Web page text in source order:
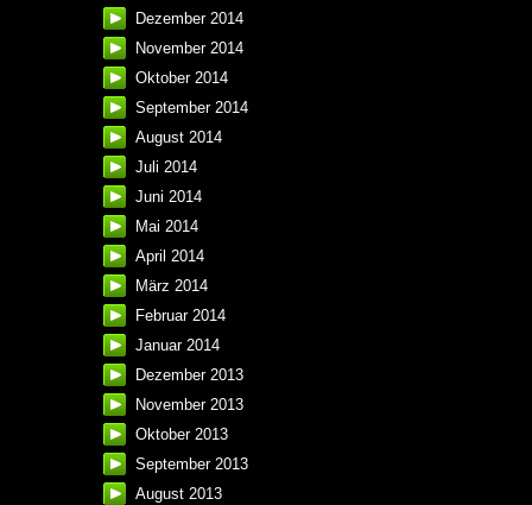
Dezember 2014
November 2014
Oktober 2014
September 2014
August 2014
Juli 2014
Juni 2014
Mai 2014
April 2014
März 2014
Februar 2014
Januar 2014
Dezember 2013
November 2013
Oktober 2013
September 2013
August 2013